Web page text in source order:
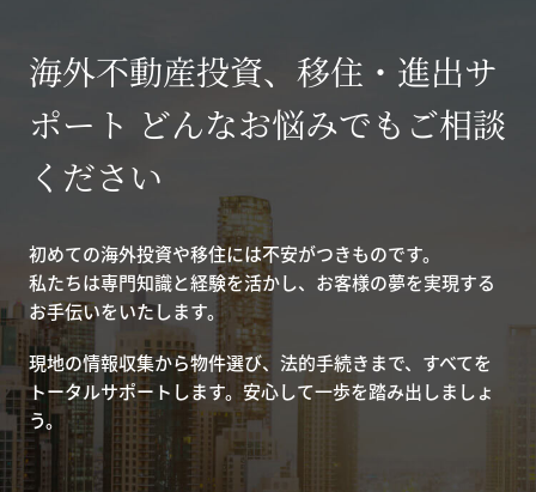
海外不動産投資、移住・進出サ
ポート どんなお悩みでもご相談
ください
初めての海外投資や移住には不安がつきものです。
私たちは専門知識と経験を活かし、お客様の夢を実現する
お手伝いをいたします。
現地の情報収集から物件選び、法的手続きまで、すべてを
トータルサポートします。安心して一歩を踏み出しましょ
う。